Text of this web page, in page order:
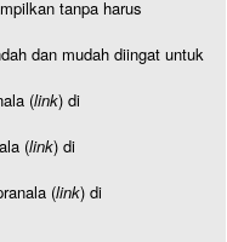
tanpa harus
dan mudah diingat untuk
(link) di
(link) di
(link) di